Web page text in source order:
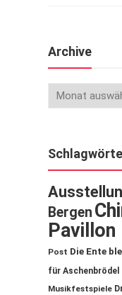
Archive
Bergen
Pavillon
Post Die Ente
für Aschenbrödel
Musikfestspiele